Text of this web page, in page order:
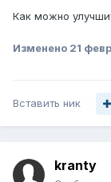
Как можно
Изменено 21
Вставить ник
kranty